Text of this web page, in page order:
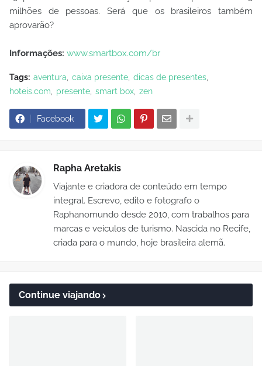
milhões de pessoas. Será que os brasileiros também
aprovarão?
Informações: www.smartbox.com/br
Tags: aventura caixa presente dicas de presentes
hoteis.com
presente smart box zen
Facebook
Rapha Aretakis
Viajante e criadora de conteúdo em tempo
integral. Escrevo, edito e fotografo o
Raphanomundo desde 2010, com trabalhos para
marcas e veículos de turismo. Nascida no Recife,
criada para o mundo, hoje brasileira alemã.
Continue viajando